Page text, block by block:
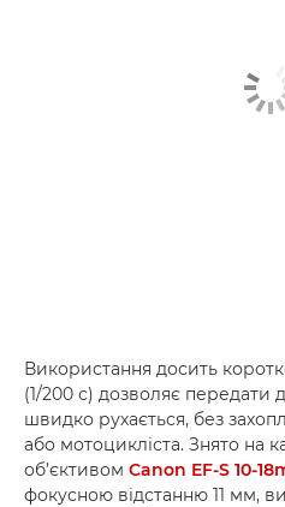
Використання досить
(1/200 с) дозволяє передати
швидко рухається, без
або мотоцикліста. Знято на
об’єктивом Canon EF-S 10-
фокусною відстанню 11 мм,